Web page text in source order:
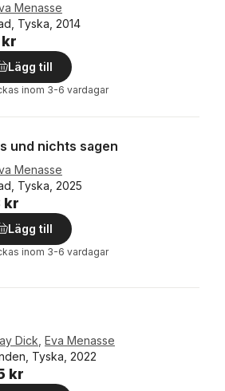
Menasse
Tyska, 2014
kr
Lägg till
inom 3-6 vardagar
und nichts sagen
Menasse
Tyska, 2025
kr
Lägg till
inom 3-6 vardagar
Dick Eva Menasse
Tyska, 2022
kr